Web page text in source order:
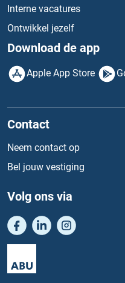
Interne vacatures
Ontwikkel jezelf
Download de app
Apple App Store
Contact
Neem contact op
Bel jouw vestiging
Volg ons via